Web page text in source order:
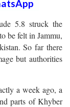
5.8 struck the
be felt in Jammu,
So far there
but authorities
a week ago, a
parts of Khyber